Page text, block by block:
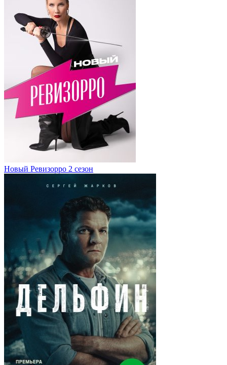
Новый Ревизорро 2 сезон